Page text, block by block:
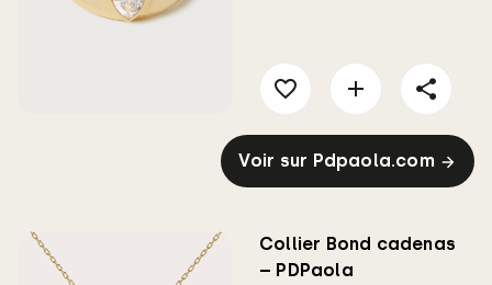
Voir sur Pdpaola.com
Collier Bond cadenas
– PDPaola